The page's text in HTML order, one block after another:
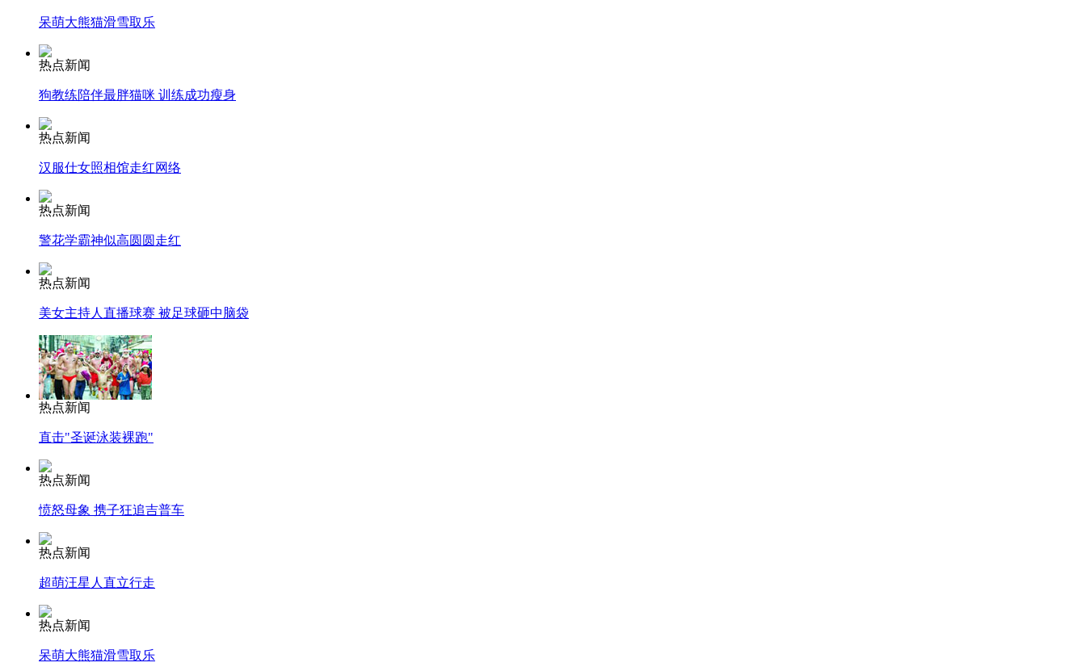
走！跟着总书记去植树
消防员救轻生者
纽约上演“枕头大战”
司机酒驾遇交警 急速倒车逃窜
呆萌大熊猫滑雪取乐
热点新闻
狗教练陪伴最胖猫咪 训练成功瘦身
热点新闻
汉服仕女照相馆走红网络
热点新闻
警花学霸神似高圆圆走红
热点新闻
美女主持人直播球赛 被足球砸中脑袋
热点新闻
直击"圣诞泳装裸跑"
热点新闻
愤怒母象 携子狂追吉普车
热点新闻
超萌汪星人直立行走
热点新闻
呆萌大熊猫滑雪取乐